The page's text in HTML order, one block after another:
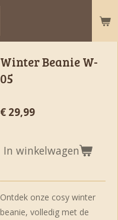
Winter Beanie W-
05
€ 29,99
In winkelwagen
Ontdek onze cosy winter
beanie, volledig met de